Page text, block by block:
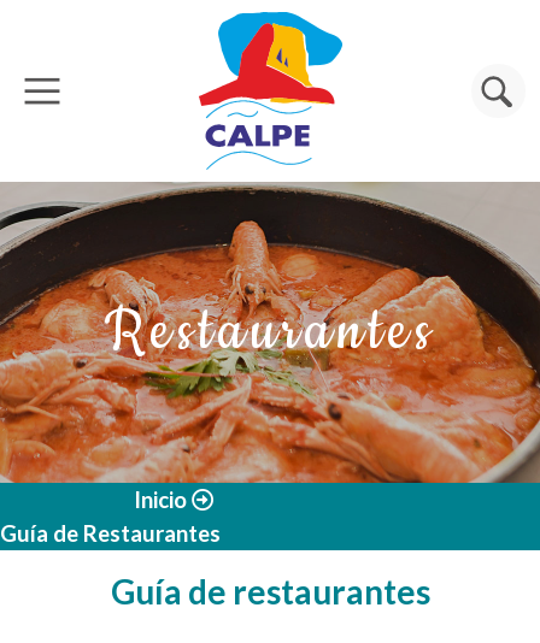
Pasar al contenido principal
Buscar
Restaurantes
Inicio
Guía de Restaurantes
Guía de restaurantes